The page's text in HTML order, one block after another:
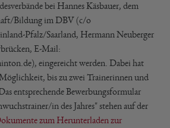
bei Hannes Käsbauer, dem
Bildung im DBV (c/o
Pfalz/Saarland, Hermann Neuberger
E-Mail:
eingereicht werden. Dabei hat
bis zu zwei Trainerinnen und
entsprechende Bewerbungsformular
in des Jahres" stehen auf der
zum Herunterladen zur